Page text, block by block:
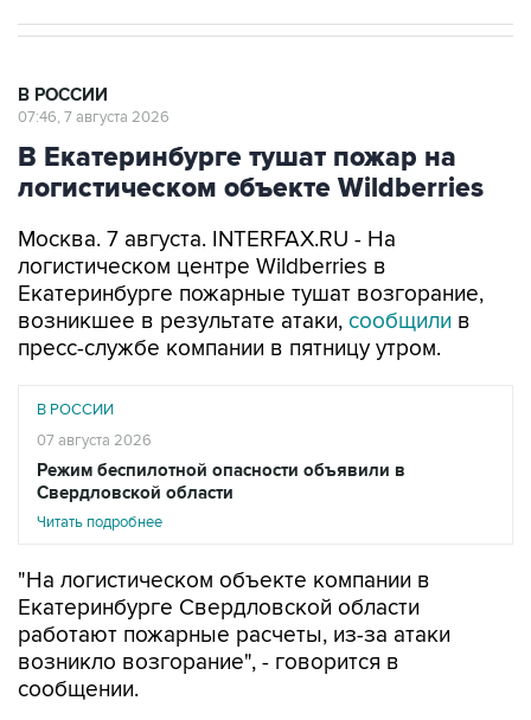
В РОССИИ
07:46, 7 августа 2026
В Екатеринбурге тушат пожар на
логистическом объекте Wildberries
Москва. 7 августа. INTERFAX.RU - На
логистическом центре Wildberries в
Екатеринбурге пожарные тушат возгорание,
возникшее в результате атаки, сообщили в
пресс-службе компании в пятницу утром.
В РОССИИ
07 августа 2026
Режим беспилотной опасности объявили в
Свердловской области
Читать подробнее
"На логистическом объекте компании в
Екатеринбурге Свердловской области
работают пожарные расчеты, из-за атаки
возникло возгорание", - говорится в
сообщении.